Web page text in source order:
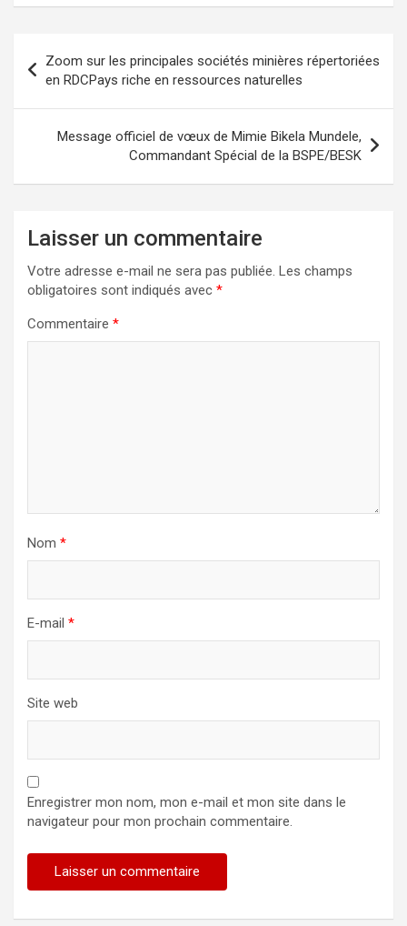
de
l’article
Zoom sur les principales sociétés minières répertoriées
en RDCPays riche en ressources naturelles
Message officiel de vœux de Mimie Bikela Mundele,
Commandant Spécial de la BSPE/BESK
Laisser un commentaire
Votre adresse e-mail ne sera pas publiée. Les champs
obligatoires sont indiqués avec *
Commentaire *
Nom *
E-mail *
Site web
Enregistrer mon nom, mon e-mail et mon site dans le
navigateur pour mon prochain commentaire.